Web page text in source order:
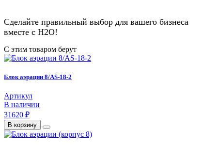
Сделайте правильный выбор для вашего бизнеса
вместе с Н2О!
С этим товаром берут
Блок аэрации 8/AS-18-2
Артикул
В наличии
31620 ₽
В корзину